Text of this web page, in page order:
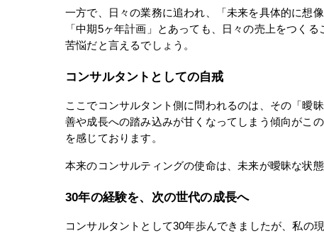
一方で、日々の業務に追われ、「未来を具体的に想
「中期5ヶ年計画」とあっても、日々の売上をつく
苦悩だと言えるでしょう。
コンサルタントとしての自戒
ここでコンサルタント側に問われるのは、その「曖
善や成長への踏み込みが甘くなってしまう傾向がこ
を感じております。
本来のコンサルティングの使命は、未来が曖昧な状
30年の経験を、次の世代の成長へ
コンサルタントとして30年歩んできましたが、私の